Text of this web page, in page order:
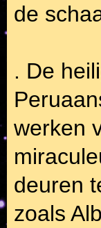
de
. De
werken
deuren
zoals